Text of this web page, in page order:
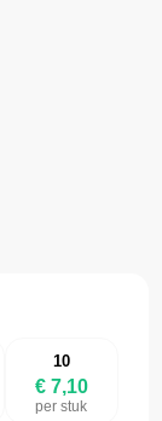
10
€ 7,10
per stuk